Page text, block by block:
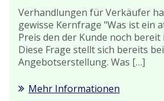
Verhandlungen für Verkäufer
gewisse Kernfrage "Was ist ein
Preis den der Kunde noch bereit
Diese Frage stellt sich bereits bei
Angebotserstellung. Was […]
Mehr Informationen